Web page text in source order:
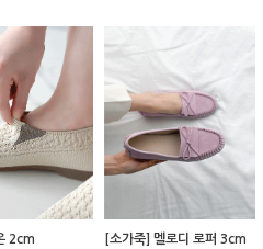
2cm
[소가죽] 멜로디 로퍼 3cm